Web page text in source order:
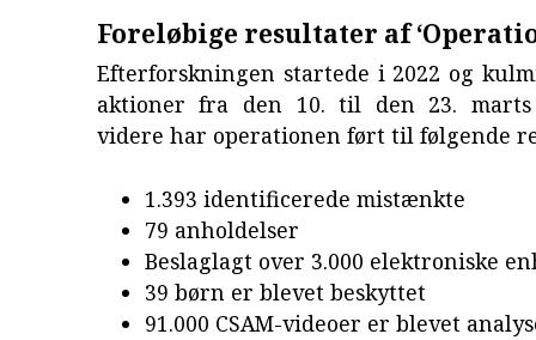
Foreløbige resultater af
Efterforskningen startede i 2022 og
aktioner fra den 10. til den 23.
videre har operationen ført til følgende
1.393 identificerede mistænkte
79 anholdelser
Beslaglagt over 3.000 elektroniske
39 børn er blevet beskyttet
91.000 CSAM-videoer er blevet